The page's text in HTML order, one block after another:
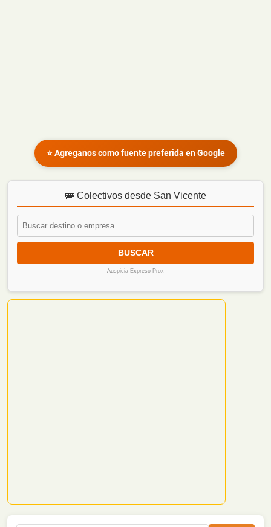
⭐ Agreganos como fuente preferida en Google
🚌 Colectivos desde San Vicente
BUSCAR
Auspicia Expreso Prox